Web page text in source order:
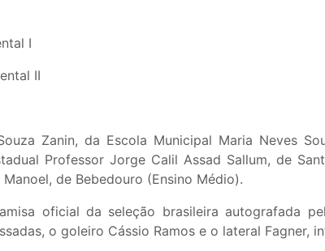
I
II
Zanin, da Escola Municipal Maria Neves
Professor Jorge Calil Assad Sallum, de
de Bebedouro (Ensino Médio).
oficial da seleção brasileira autografada
o goleiro Cássio Ramos e o lateral Fagner,